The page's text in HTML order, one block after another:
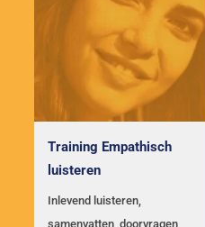
Training Empathisch
luisteren
Inlevend luisteren,
samenvatten, doorvragen